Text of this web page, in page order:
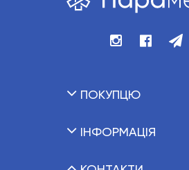
ПОКУПЦЮ
ІНФОРМАЦІЯ